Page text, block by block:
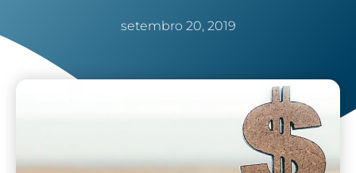
setembro 20, 2019